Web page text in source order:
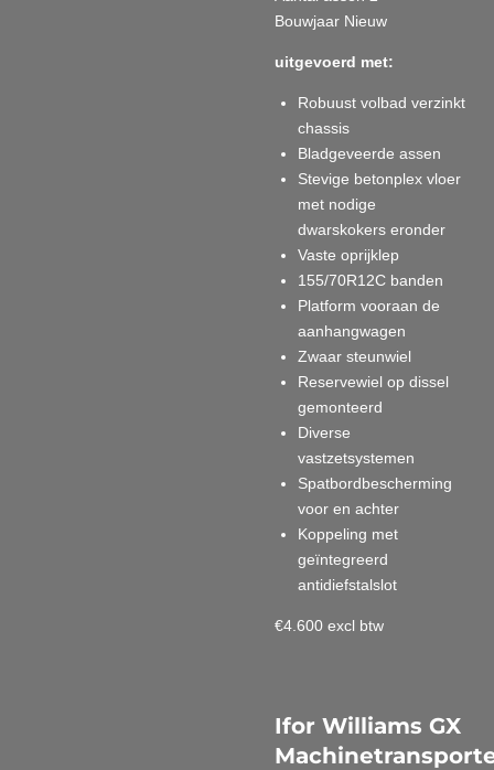
Bouwjaar Nieuw
uitgevoerd met:
Robuust volbad verzinkt
chassis
Bladgeveerde assen
Stevige betonplex vloer
met nodige
dwarskokers eronder
Vaste oprijklep
155/70R12C banden
Platform vooraan de
aanhangwagen
Zwaar steunwiel
Reservewiel op dissel
gemonteerd
Diverse
vastzetsystemen
Spatbordbescherming
voor en achter
Koppeling met
geïntegreerd
antidiefstalslot
€4.600 excl btw
Ifor Williams GX